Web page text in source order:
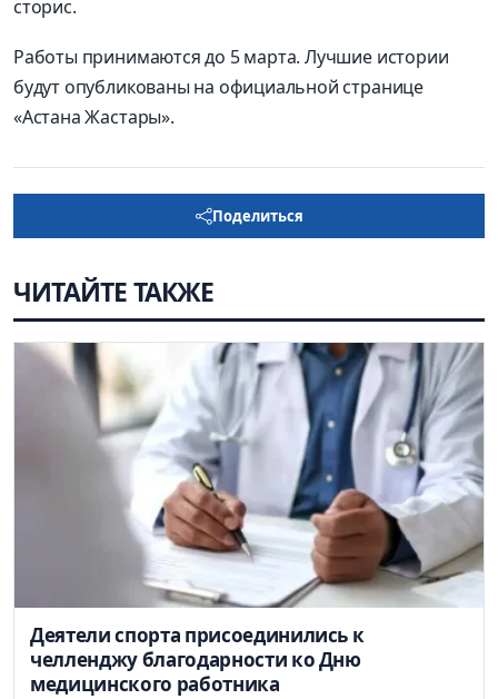
сторис.
Работы принимаются до 5 марта. Лучшие истории
будут опубликованы на официальной странице
«Астана Жастары».
Поделиться
ЧИТАЙТЕ ТАКЖЕ
Деятели спорта присоединились к
челленджу благодарности ко Дню
медицинского работника